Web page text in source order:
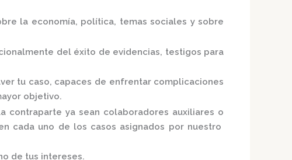
la economía, política, temas sociales y sobre
del éxito de evidencias, testigos para
tu caso, capaces de enfrentar complicaciones
objetivo.
contraparte ya sean colaboradores auxiliares o
cada uno de los casos asignados por nuestro
de tus intereses.